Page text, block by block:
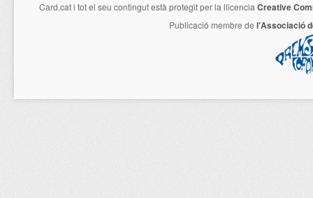
Card.cati tot el seu contingut està protegit per la llicencia Creative
Publicació membre de l'Associació